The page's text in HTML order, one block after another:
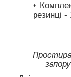
резинці